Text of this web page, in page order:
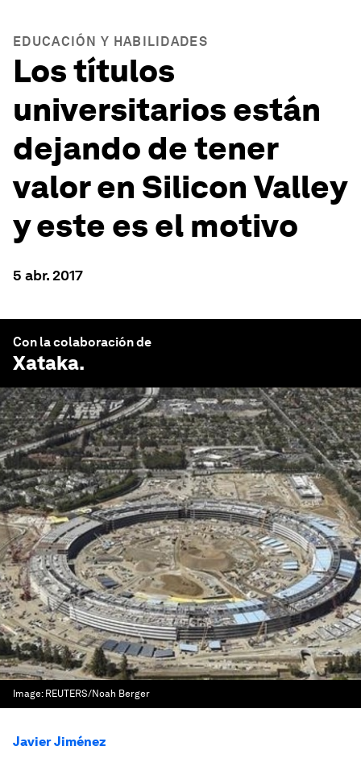
EDUCACIÓN Y HABILIDADES
Los títulos
universitarios están
dejando de tener
valor en Silicon Valley
y este es el motivo
5 abr. 2017
Con la colaboración de
Xataka.
Image: REUTERS/Noah Berger
Javier Jiménez